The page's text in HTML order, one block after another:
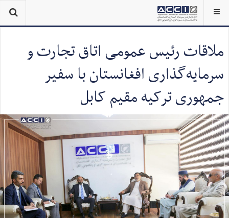
ملاقات رئیس عمومی اتاق تجارت و
سرمایه‌گذاری افغانستان با سفیر
جمهوری ترکیه مقیم کابل